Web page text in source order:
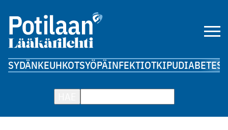
SYDÄNKEUHKOTSYÖPÄINFEKTIOTKIPUDIABETES